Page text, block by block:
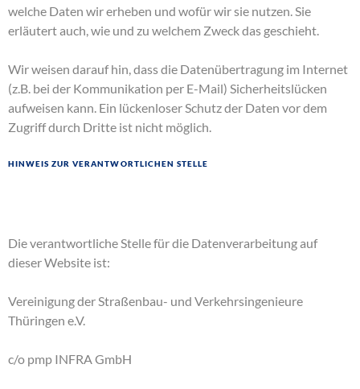
welche Daten wir erheben und wofür wir sie nutzen. Sie
erläutert auch, wie und zu welchem Zweck das geschieht.
Wir weisen darauf hin, dass die Datenübertragung im Internet
(z.B. bei der Kommunikation per E-Mail) Sicherheitslücken
aufweisen kann. Ein lückenloser Schutz der Daten vor dem
Zugriff durch Dritte ist nicht möglich.
Hinweis zur verantwortlichen Stelle
Die verantwortliche Stelle für die Datenverarbeitung auf
dieser Website ist:
Vereinigung der Straßenbau- und Verkehrsingenieure
Thüringen e.V.
c/o pmp INFRA GmbH